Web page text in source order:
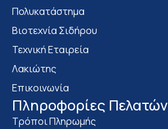
Πολυκατάστημα
Bιοτεχνία Σιδήρου
Τεχνική Εταιρεία
Λακιώτης
Επικοινωνία
Πληροφορίες Πελατών
Τρόποι Πληρωμής